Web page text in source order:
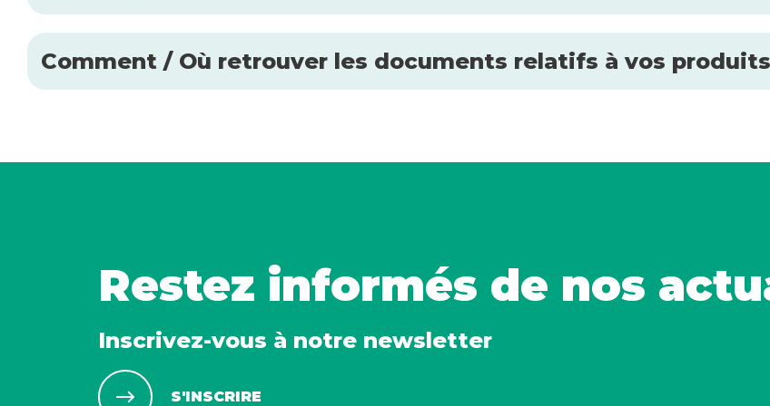
Comment / Où retrouver les documents relatifs à vos
Restez informés de nos
Inscrivez-vous à notre newsletter
S'INSCRIRE